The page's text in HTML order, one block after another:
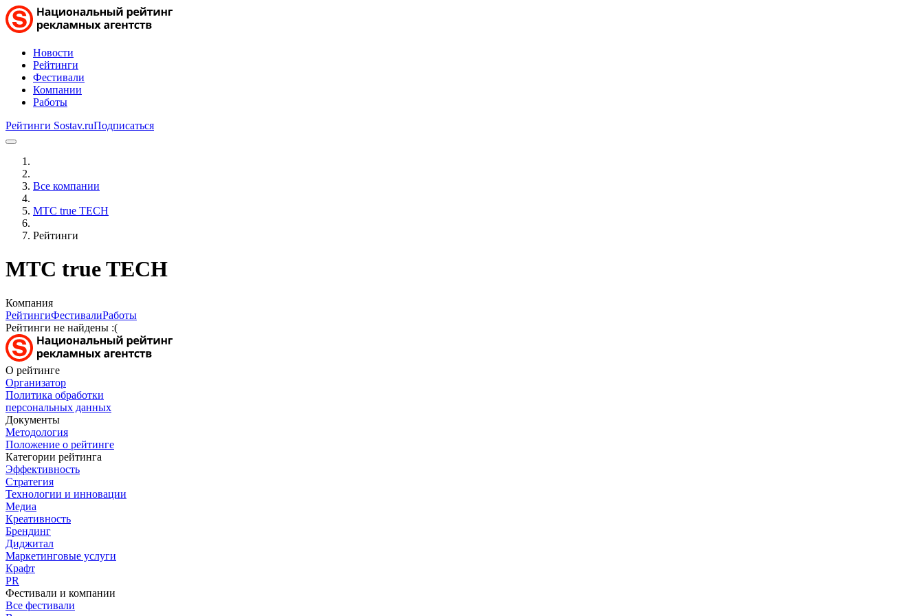
Новости
Рейтинги
Фестивали
Компании
Работы
Рейтинги Sostav.ruПодписаться
Все компании
МТС true TECH
Рейтинги
МТС true TECH
Компания
РейтингиФестивалиРаботы
Рейтинги не найдены :(
О рейтинге
Организатор
Политика обработки
персональных данных
Документы
Методология
Положение о рейтинге
Категории рейтинга
Эффективность
Стратегия
Технологии и инновации
Медиа
Креативность
Брендинг
Диджитал
Маркетинговые услуги
Крафт
PR
Фестивали и компании
Все фестивали